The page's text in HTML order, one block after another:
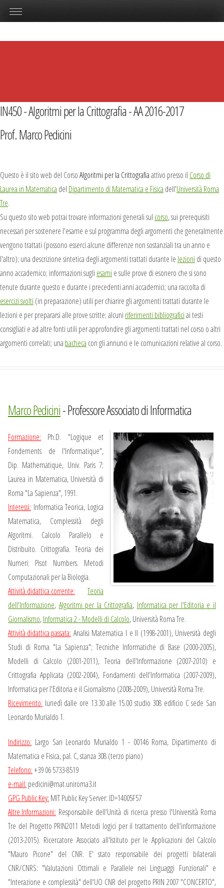
IN450 - Algoritmi per la Crittografia - AA 2016-2017
Prof. Marco Pedicini
Questo è il sito web del CorsoAlgoritmi per la Crittografiaattivo presso il Corso di
Laurea in Matematica del Dipartimento di Matematica e Fisica dell'Università Roma
Tre.
Su questo sito web potrai trovare informazioni generali sul corso, sui prerequisiti
necessari per sostenere l'esame e sul programma degli argomenti che generalmente
vengono trattati (possono esserci alcune differenze non sostanziali tra un anno e
l'altro); una descrizione sintetica degli argomenti trattati durante le lezioni di questo
anno accademico; informazioni sugli esami e sulle prove di esonero che si sono
tenute durante questo e durante i precedenti anni accademici; una raccolta di
esercizi svolti (in preparazione) utili per chiarire gli argomenti trattati durante le
lezioni e per prepararsi alle prove scritte; alcuni riferimenti bibliograficiai testi
consigliati e ad altre fonti utili per approfondire gli argomenti trattati nel corso o altri
argomenti correlati; una bacheca con gli annunci e le comunicazioni relative al corso.
Marco Pedicini- Professore Associato di Informatica
Formazione: Ph.D. "Logique et
Fondements de l'Informatique",
Dip. Mathematique, Univ. Paris 7;
Laurea in Matematica, Università di
Roma "La Sapienza", 1991.
Interessi: Informatica Teorica, Logica
Matematica, Complessità degli
Algoritmi. Calcolo Parallelo e
Distribuito. Crittografia. Teoria dei
Numeri: Pisot Numbers. Metodi
Computazionali per la Biologia.
Attività didattica corrente:
Teoria
dell'Informazione, Algoritmi per la Crittografia, Informatica per l'Editoria e il
Giornalismo,Informatica 2 - Modelli di Calcolo, Università Roma Tre.
Attività didattica passata: Analisi Matematica I e II (1998-2001), Università degli
Studi di Roma "La Sapienza"; Tecniche Informatiche di Base (2000-2005),
Modelli di Calcolo (2001-2011), Teoria dell'Informazione (2007-2010) e
Crittografia Applicata (2002-2004), Fondamenti dell'Informatica (2007-2009),
Informatica per l'Editoria e il Giornalismo (2008-2009), Università Roma Tre.
Ricevimento: lunedì dalle ore 13.30 alle 15.00 studio 308 edificio C sede San
Leonardo Murialdo 1.
Indirizzo: Largo San Leonardo Murialdo 1 - 00146 Roma, Dipartimento di
Matematica e Fisica, pal. C, stanza 308 (terzo piano)
Telefono:+39 06 5733-8519
e-mail: pedicini@mat.uniroma3.it
GPG Public Key: MIT Public Key Server: ID=14005F57
Altre Informazioni: Responsabile dell'Unità di ricerca presso l'Università Roma
Tre del Progetto PRIN2011 Metodi logici per il trattamento dell'informazione
(2013-2015). Ricercatore Associato all'Istituto per le Applicazioni del Calcolo
"Mauro Picone" del CNR. E' stato responsabile dei progetti bilaterali
CNR/CNRS: "Valutazioni Ottimali e Parallele nei Linguaggi Funzionali" e
"Interazione e complessità" dell'UO CNR del progetto PRIN 2007 "CONCERTO",